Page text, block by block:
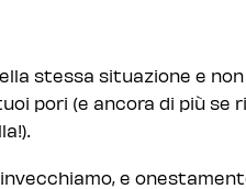
stessa situazione e non
pori (e ancora di più se
e